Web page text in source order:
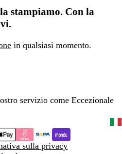
pagina
pagina
pagina
stampiamo. Con la
in qualsiasi momento.
servizio come Eccezionale
sulla privacy